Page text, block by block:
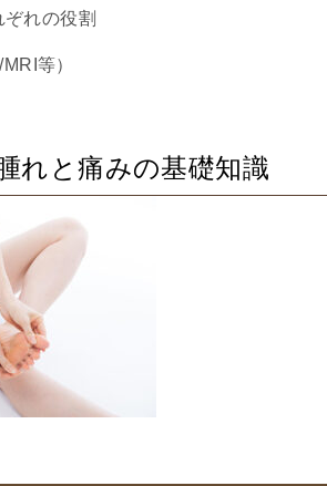
れの役割
等）
れと痛みの基礎知識